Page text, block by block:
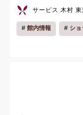
サービス 木村 東
館内情報 シ